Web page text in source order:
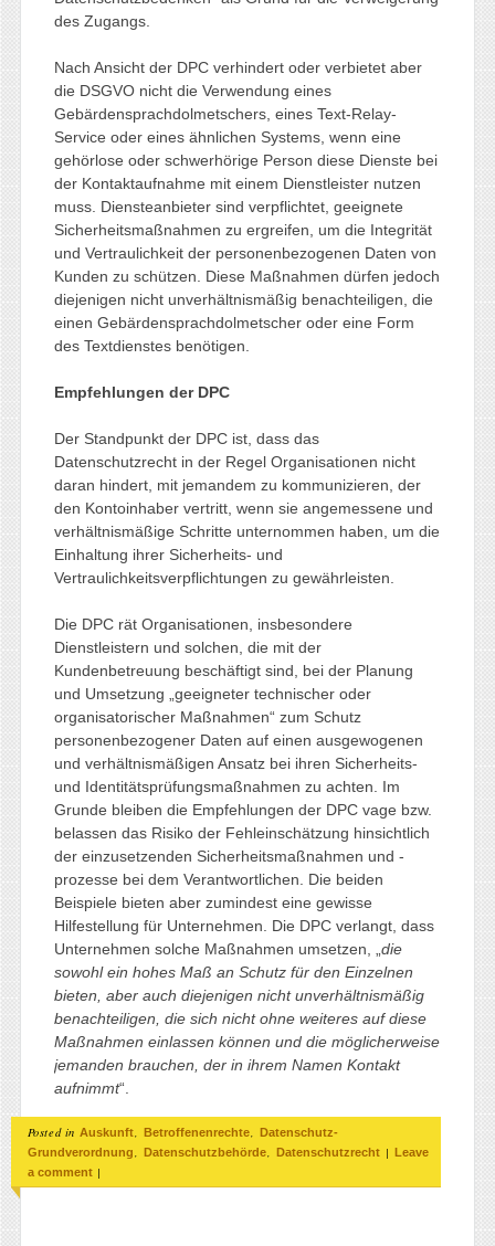
des Zugangs.
Nach Ansicht der DPC verhindert oder verbietet aber
die DSGVO nicht die Verwendung eines
Gebärdensprachdolmetschers, eines Text-Relay-
Service oder eines ähnlichen Systems, wenn eine
gehörlose oder schwerhörige Person diese Dienste bei
der Kontaktaufnahme mit einem Dienstleister nutzen
muss. Diensteanbieter sind verpflichtet, geeignete
Sicherheitsmaßnahmen zu ergreifen, um die Integrität
und Vertraulichkeit der personenbezogenen Daten von
Kunden zu schützen. Diese Maßnahmen dürfen jedoch
diejenigen nicht unverhältnismäßig benachteiligen, die
einen Gebärdensprachdolmetscher oder eine Form
des Textdienstes benötigen.
Empfehlungen der DPC
Der Standpunkt der DPC ist, dass das
Datenschutzrecht in der Regel Organisationen nicht
daran hindert, mit jemandem zu kommunizieren, der
den Kontoinhaber vertritt, wenn sie angemessene und
verhältnismäßige Schritte unternommen haben, um die
Einhaltung ihrer Sicherheits- und
Vertraulichkeitsverpflichtungen zu gewährleisten.
Die DPC rät Organisationen, insbesondere
Dienstleistern und solchen, die mit der
Kundenbetreuung beschäftigt sind, bei der Planung
und Umsetzung „geeigneter technischer oder
organisatorischer Maßnahmen“ zum Schutz
personenbezogener Daten auf einen ausgewogenen
und verhältnismäßigen Ansatz bei ihren Sicherheits-
und Identitätsprüfungsmaßnahmen zu achten. Im
Grunde bleiben die Empfehlungen der DPC vage bzw.
belassen das Risiko der Fehleinschätzung hinsichtlich
der einzusetzenden Sicherheitsmaßnahmen und -
prozesse bei dem Verantwortlichen. Die beiden
Beispiele bieten aber zumindest eine gewisse
Hilfestellung für Unternehmen. Die DPC verlangt, dass
Unternehmen solche Maßnahmen umsetzen, „ die
sowohl ein hohes Maß an Schutz für den Einzelnen
bieten, aber auch diejenigen nicht unverhältnismäßig
benachteiligen, die sich nicht ohne weiteres auf diese
Maßnahmen einlassen können und die möglicherweise
jemanden brauchen, der in ihrem Namen Kontakt
aufnimmt“.
Posted in Auskunft, Betroffenenrechte,
Datenschutz-
Grundverordnung, Datenschutzbehörde, Datenschutzrecht |
Leave
a comment |